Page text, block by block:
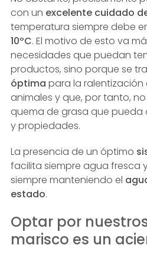
con un excelente cuidado
temperatura siempre debe
10ºC. El motivo de esto va
necesidades que puedan
productos, sino porque se
óptima para la
animales y que, por tanto,
quema de grasa que pueda
y propiedades.
La presencia de un óptimo
facilita siempre agua fresca
siempre manteniendo el
estado.
Optar por
marisco es un